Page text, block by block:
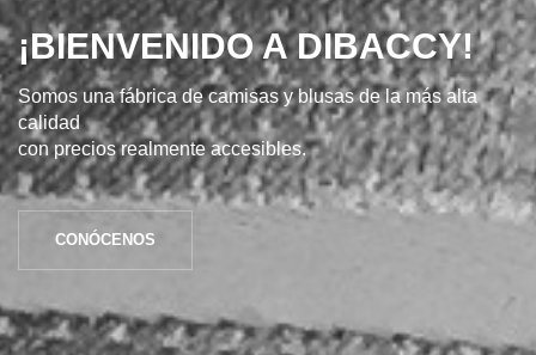
¡BIENVENIDO A DIBACCY!
Somos una fábrica de camisas y blusas de la más alta
calidad
con precios realmente accesibles.
CONÓCENOS